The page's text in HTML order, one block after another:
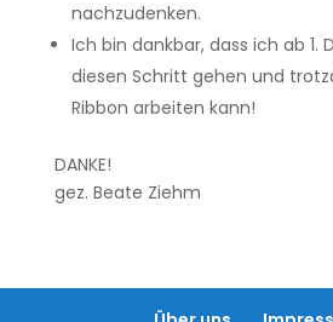
nachzudenken.
Ich bin dankbar, dass ich ab 1.
diesen Schritt gehen und
Ribbon arbeiten kann!
DANKE!
gez. Beate Ziehm